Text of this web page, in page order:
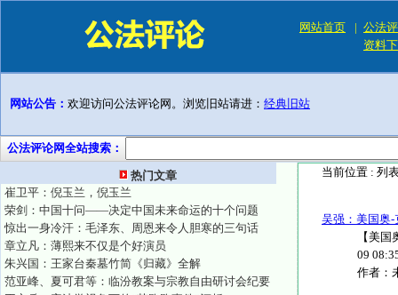
网站首页 | 公法
资料
网站公告： 欢迎访问公法评论网。浏览旧站请进： 经典旧站
公法评论网全站搜索：
热门文章
崔卫平：倪玉兰，倪玉兰
荣剑：中国十问——决定中国未来命运的十个问题
惊出一身冷汗：毛泽东、周恩来令人胆寒的三句话
章立凡：薄熙来不仅是个好演员
朱兴国：王家台秦墓竹简《归藏》全解
范亚峰、夏可君等：临汾教案与宗教自由研讨会纪要
当前位置 : 列
吴强：美国奥
【美
09
作者：